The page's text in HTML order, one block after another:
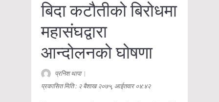
बिदा कटौतीको बिरोधमा
महासंघद्वारा
आन्दोलनको घोषणा
प्रनिश थापा|
प्रकासित मिति : २ बैशाख २०७५, आईतवार ०४:४२